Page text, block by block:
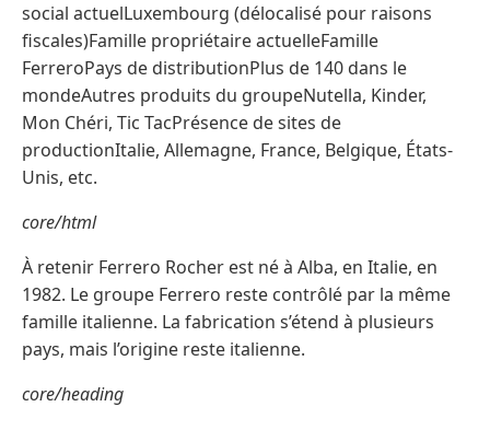
social actuelLuxembourg (délocalisé pour raisons
fiscales)Famille propriétaire actuelleFamille
FerreroPays de distributionPlus de 140 dans le
mondeAutres produits du groupeNutella, Kinder,
Mon Chéri, Tic TacPrésence de sites de
productionItalie, Allemagne, France, Belgique, États-
Unis, etc.
core/html
À retenir Ferrero Rocher est né à Alba, en Italie, en
1982. Le groupe Ferrero reste contrôlé par la même
famille italienne. La fabrication s’étend à plusieurs
pays, mais l’origine reste italienne.
core/heading